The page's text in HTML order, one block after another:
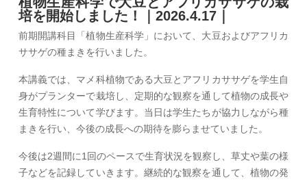
培を開始しました！｜2026.4.17｜
前期開講科目「植物生産科学」において、大豆およびアフリカ
ササゲの種まきを行いました。
本講義では、マメ科植物である大豆とアフリカササゲを学生自
身がプランターで栽培し、定期的な観察を通して植物の成長や
生育特性について学びます。当日は学生たちが協力しながら種
まきを行い、今後の成長への期待を膨らませていました。
今後は2週間に1回のペースで生育状況を観察し、草丈や葉の様
子などを記録していきます。継続的な観察を通して、植物の発